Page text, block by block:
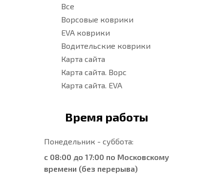
Все
Ворсовые коврики
EVA коврики
Водительские коврики
Карта сайта
Карта сайта. Ворс
Карта сайта. EVA
Время работы
Понедельник - суббота:
с 08:00 до 17:00 по Московскому
времени (без перерыва)